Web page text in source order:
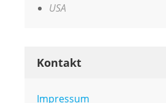
USA
Kontakt
Impressum